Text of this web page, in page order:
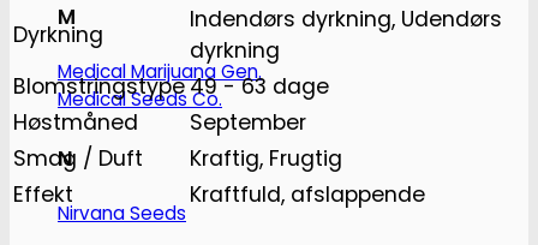
M
Medical Marijuana Gen.
Medical Seeds Co.
N
Nirvana Seeds
Dyrkning
Indendørs dyrkning, Udendørs
dyrkning
Blomstringstype49 - 63 dage
Høstmåned
September
Smag / Duft
Kraftig, Frugtig
Effekt
Kraftfuld, afslappende